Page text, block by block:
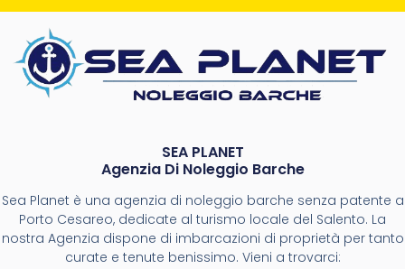
SEA PLANET
Agenzia Di Noleggio Barche
Sea Planet è una agenzia di noleggio barche senza patente a
Porto Cesareo, dedicate al turismo locale del Salento. La
nostra Agenzia dispone di imbarcazioni di proprietà per tanto
curate e tenute benissimo. Vieni a trovarci: